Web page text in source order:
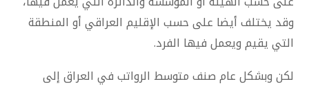
وقد يختلف أيضا على حسب الإقليم العراقي أو المنطقة
التي يقيم ويعمل فيها الفرد.
لكن وبشكل عام صنف متوسط الرواتب في العراق إلى